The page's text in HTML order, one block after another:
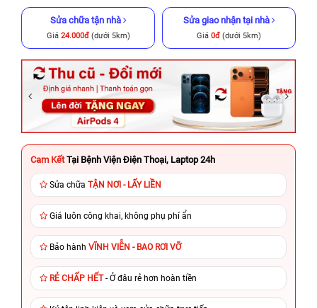
Sửa chữa tận nhà
Giá 24.000đ(dưới 5km)
Sửa giao nhận tại nhà
Giá 0đ (dưới 5km)
Cam Kết Tại Bệnh Viện Điện Thoại, Laptop 24h
Sửa chữa TẬN NƠI - LẤY LIỀN
Giá luôn công khai, không phụ phí ẩn
Bảo hành VĨNH VIỄN - BAO RƠI VỠ
RẺ CHẤP HẾT- Ở đâu rẻ hơn hoàn tiền